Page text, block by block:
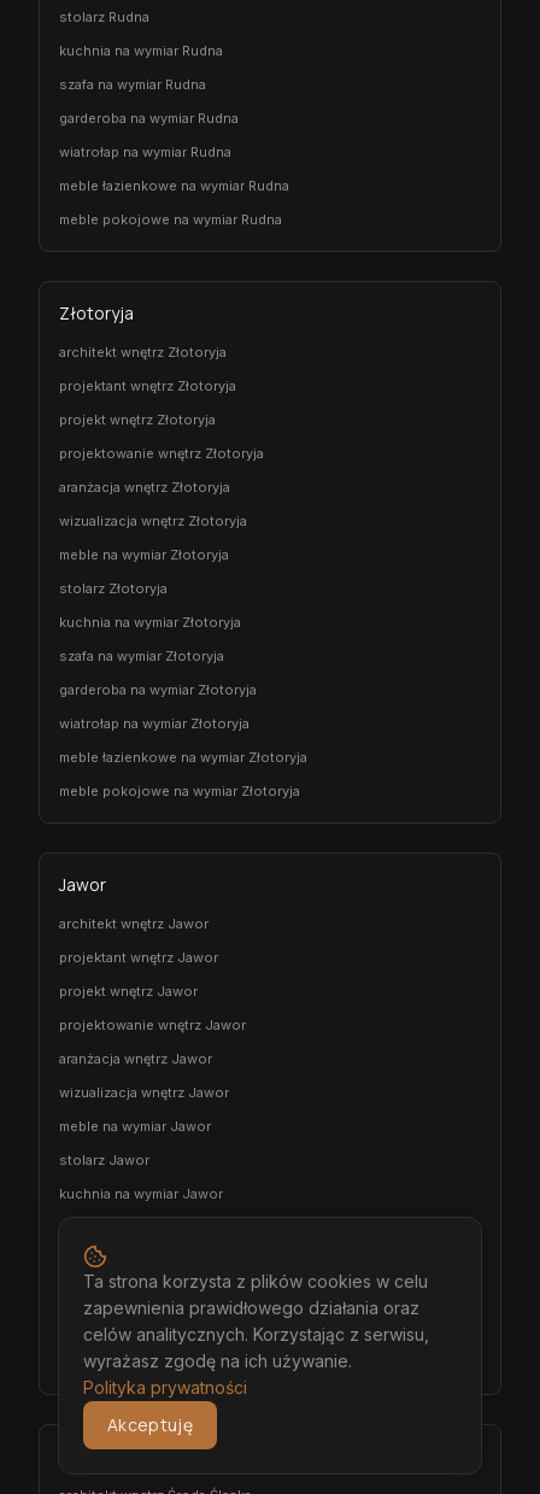
stolarz Rudna
kuchnia na wymiar Rudna
szafa na wymiar Rudna
garderoba na wymiar Rudna
wiatrołap na wymiar Rudna
meble łazienkowe na wymiar Rudna
meble pokojowe na wymiar Rudna
Złotoryja
architekt wnętrz Złotoryja
projektant wnętrz Złotoryja
projekt wnętrz Złotoryja
projektowanie wnętrz Złotoryja
aranżacja wnętrz Złotoryja
wizualizacja wnętrz Złotoryja
meble na wymiar Złotoryja
stolarz Złotoryja
kuchnia na wymiar Złotoryja
szafa na wymiar Złotoryja
garderoba na wymiar Złotoryja
wiatrołap na wymiar Złotoryja
meble łazienkowe na wymiar Złotoryja
meble pokojowe na wymiar Złotoryja
Jawor
architekt wnętrz Jawor
projektant wnętrz Jawor
projekt wnętrz Jawor
projektowanie wnętrz Jawor
aranżacja wnętrz Jawor
wizualizacja wnętrz Jawor
meble na wymiar Jawor
stolarz Jawor
kuchnia na wymiar Jawor
garderoba na wymiar Jawor
wiatrołap na wymiar Jawor
meble łazienkowe na wymiar Jawor
meble pokojowe na wymiar Jawor
Środa Śląska
Ta strona korzysta z plików cookies w celu
zapewnienia prawidłowego działania oraz
celów analitycznych. Korzystając z serwisu,
wyrażasz zgodę na ich używanie.
Polityka prywatności
Akceptuję